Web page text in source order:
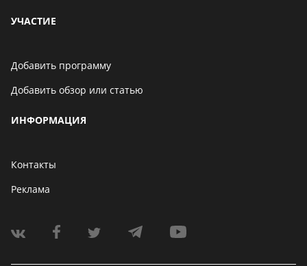
УЧАСТИЕ
Добавить программу
Добавить обзор или статью
ИНФОРМАЦИЯ
Контакты
Реклама